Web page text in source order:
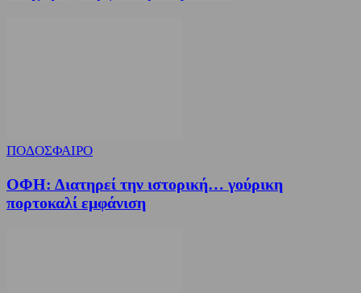
ΠΟΔΟΣΦΑΙΡΟ
ΟΦΗ: Διατηρεί την ιστορική… γούρικη
πορτοκαλί εμφάνιση